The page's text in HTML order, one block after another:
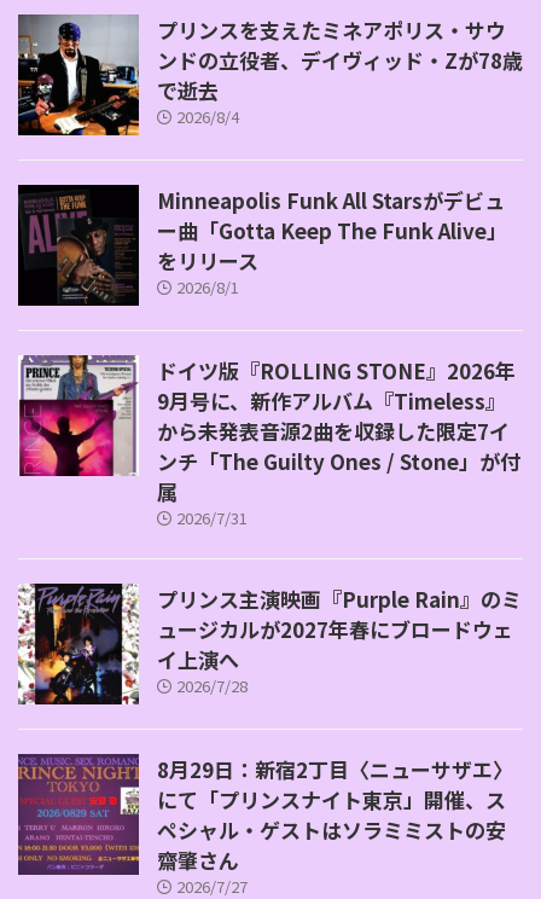
プリンスを支えたミネアポリス・サウ
ンドの立役者、デイヴィッド・Zが78歳
で逝去
2026/8/4
Minneapolis Funk All Starsがデビュ
ー曲「Gotta Keep The Funk Alive」
をリリース
2026/8/1
ドイツ版『ROLLING STONE』2026年
9月号に、新作アルバム『Timeless』
から未発表音源2曲を収録した限定7イ
ンチ「The Guilty Ones / Stone」が付
属
2026/7/31
プリンス主演映画『Purple Rain』のミ
ュージカルが2027年春にブロードウェ
イ上演へ
2026/7/28
8月29日：新宿2丁目〈ニューサザエ〉
にて「プリンスナイト東京」開催、ス
ペシャル・ゲストはソラミミストの安
齋肇さん
2026/7/27